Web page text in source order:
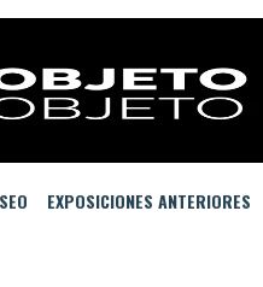
EXPOSICIONES ANTERIORES